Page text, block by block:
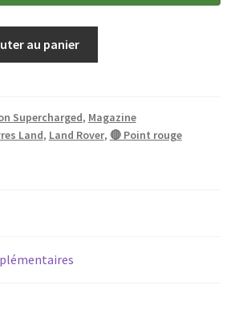
au panier
Supercharged, Magazine
Land, Land Rover, 🔴 Point rouge